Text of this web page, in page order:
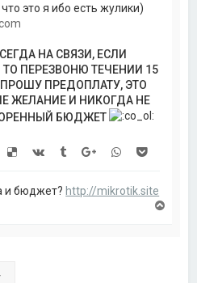
это я ибо есть жулики)
НА СВЯЗИ, ЕСЛИ
ПЕРЕЗВОНЮ ТЕЧЕНИИ 15
ПРЕДОПЛАТУ, ЭТО
ЖЕЛАНИЕ И НИКОГДА НЕ
БЮДЖЕТ
и бюджет? http://mikrotik.site